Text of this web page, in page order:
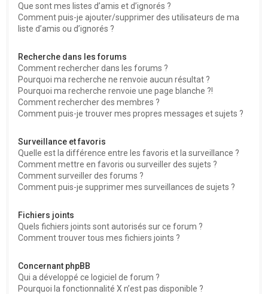
Que sont mes listes d’amis et d’ignorés ?
Comment puis-je ajouter/supprimer des utilisateurs de ma
liste d’amis ou d’ignorés ?
Recherche dans les forums
Comment rechercher dans les forums ?
Pourquoi ma recherche ne renvoie aucun résultat ?
Pourquoi ma recherche renvoie une page blanche ?!
Comment rechercher des membres ?
Comment puis-je trouver mes propres messages et sujets ?
Surveillance et favoris
Quelle est la différence entre les favoris et la surveillance ?
Comment mettre en favoris ou surveiller des sujets ?
Comment surveiller des forums ?
Comment puis-je supprimer mes surveillances de sujets ?
Fichiers joints
Quels fichiers joints sont autorisés sur ce forum ?
Comment trouver tous mes fichiers joints ?
Concernant phpBB
Qui a développé ce logiciel de forum ?
Pourquoi la fonctionnalité X n’est pas disponible ?